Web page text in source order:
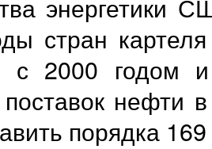
стран
с 2000 годом
нефти
порядка